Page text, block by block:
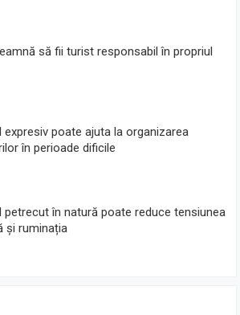
să fii turist responsabil în propriul
expresiv poate ajuta la organizarea
în perioade dificile
petrecut în natură poate reduce tensiunea
și ruminația